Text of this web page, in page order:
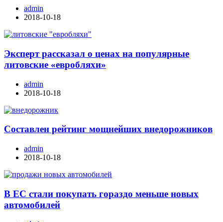
admin
2018-10-18
Эксперт рассказал о ценах на популярные
литовские «евробляхи»
admin
2018-10-18
Составлен рейтинг мощнейших внедорожников
admin
2018-10-18
В ЕС стали покупать гораздо меньше новых
автомобилей